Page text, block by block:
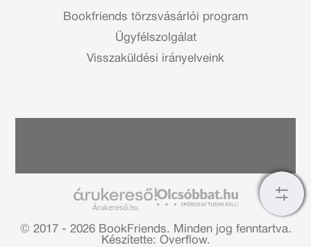
Bookfriends törzsvásárlói program
Ügyfélszolgálat
Visszaküldési irányelveink
Árukereső.hu
© 2017 - 2026 BookFriends. Minden jog fenntartva.
Készítette: Overflow.